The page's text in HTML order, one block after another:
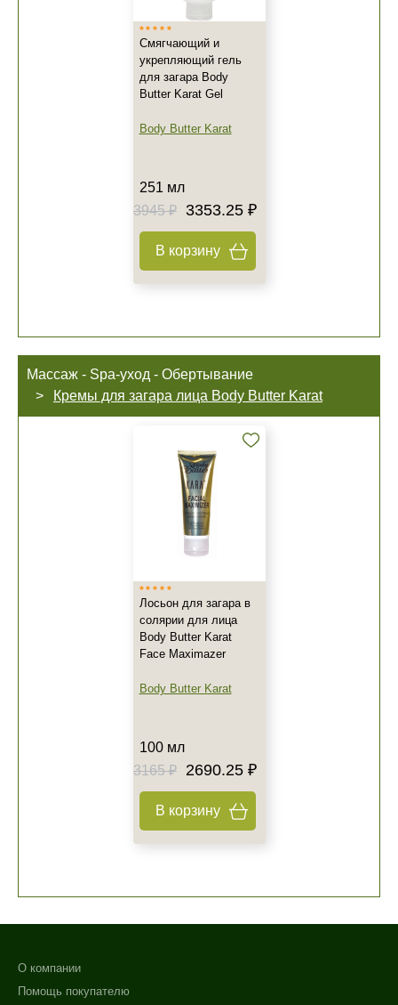
Смягчающий и
укрепляющий гель
для загара Body
Butter Karat Gel
Body Butter Karat
251 мл
3945 ₽
3353.25 ₽
В корзину
Массаж - Spa-уход - Обертывание
Кремы для загара лица Body Butter Karat
Лосьон для загара в
солярии для лица
Body Butter Karat
Face Maximazer
Body Butter Karat
100 мл
3165 ₽
2690.25 ₽
В корзину
О компании
Помощь покупателю
+7 (495) 640-58-89
+7 (929) 933-09-89